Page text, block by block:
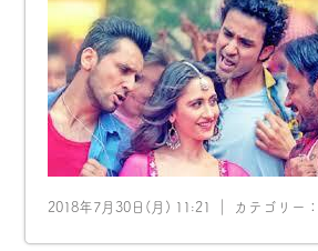
2018年7月30日(月) 11:21 ｜ カテゴリー：